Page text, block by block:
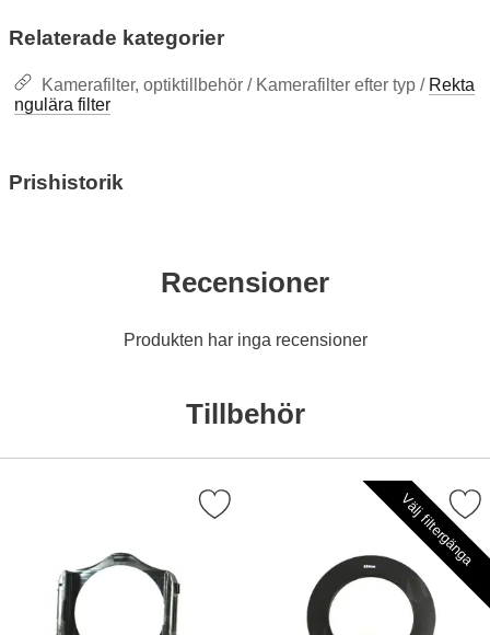
Relaterade kategorier
Kamerafilter, optiktillbehör / Kamerafilter efter typ / Rekta
ngulära filter
Prishistorik
Recensioner
Produkten har inga recensioner
Tillbehör
Markera hållare för rektangulära filter som favorit Välj filtergänga
Markera